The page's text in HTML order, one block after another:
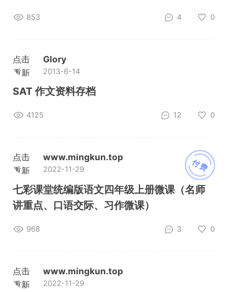
853 4 0
点击
重新
加载
Glory
2013-6-14
SAT 作文资料存档
4125 12 0
付费
点击
重新
加载
www.mingkun.top
2022-11-29
七彩课堂统编版语文四年级上册微课（名师
讲重点、口语交际、习作微课）
968 3 0
点击
重新
www.mingkun.top
2022-11-29